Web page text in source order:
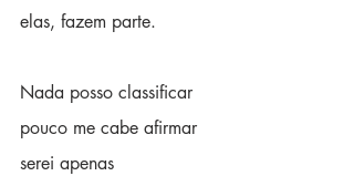
elas, fazem parte.
Nada posso classificar
pouco me cabe afirmar
serei apenas